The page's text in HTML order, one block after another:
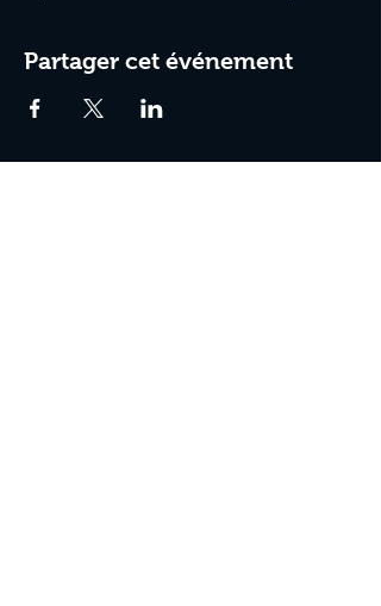
Partager cet événement